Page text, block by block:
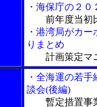
・海保庁の２
前年度当初
・港湾局がカ
りまとめ
計画策定マ
・全海運の若
談会(後編)
暫定措置事